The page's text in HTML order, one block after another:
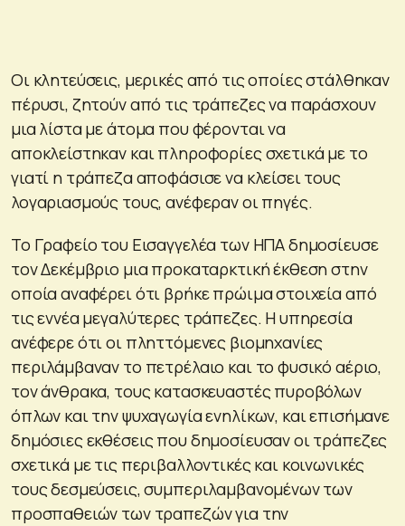
Οι κλητεύσεις, μερικές από τις οποίες στάλθηκαν
πέρυσι, ζητούν από τις τράπεζες να παράσχουν
μια λίστα με άτομα που φέρονται να
αποκλείστηκαν και πληροφορίες σχετικά με το
γιατί η τράπεζα αποφάσισε να κλείσει τους
λογαριασμούς τους, ανέφεραν οι πηγές.
Το Γραφείο του Εισαγγελέα των ΗΠΑ δημοσίευσε
τον Δεκέμβριο μια προκαταρκτική έκθεση στην
οποία αναφέρει ότι βρήκε πρώιμα στοιχεία από
τις εννέα μεγαλύτερες τράπεζες. Η υπηρεσία
ανέφερε ότι οι πληττόμενες βιομηχανίες
περιλάμβαναν το πετρέλαιο και το φυσικό αέριο,
τον άνθρακα, τους κατασκευαστές πυροβόλων
όπλων και την ψυχαγωγία ενηλίκων, και επισήμανε
δημόσιες εκθέσεις που δημοσίευσαν οι τράπεζες
σχετικά με τις περιβαλλοντικές και κοινωνικές
τους δεσμεύσεις, συμπεριλαμβανομένων των
προσπαθειών των τραπεζών για την